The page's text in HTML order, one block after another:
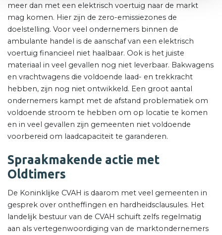
meer dan met een elektrisch voertuig naar de markt
mag komen. Hier zijn de zero-emissiezones de
doelstelling. Voor veel ondernemers binnen de
ambulante handel is de aanschaf van een elektrisch
voertuig financieel niet haalbaar. Ook is het juiste
materiaal in veel gevallen nog niet leverbaar. Bakwagens
en vrachtwagens die voldoende laad- en trekkracht
hebben, zijn nog niet ontwikkeld. Een groot aantal
ondernemers kampt met de afstand problematiek om
voldoende stroom te hebben om op locatie te komen
en in veel gevallen zijn gemeenten niet voldoende
voorbereid om laadcapaciteit te garanderen.
Spraakmakende actie met
Oldtimers
De Koninklijke CVAH is daarom met veel gemeenten in
gesprek over ontheffingen en hardheidsclausules. Het
landelijk bestuur van de CVAH schuift zelfs regelmatig
aan als vertegenwoordiging van de marktondernemers